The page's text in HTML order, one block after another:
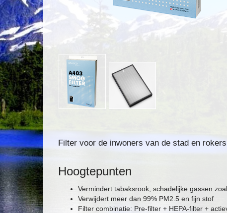
Filter voor de inwoners van de stad en rokers
Hoogtepunten
Vermindert tabaksrook, schadelijke gassen
Verwijdert meer dan 99% PM2.5 en fijn stof
Filter combinatie: Pre-filter + HEPA-filter +